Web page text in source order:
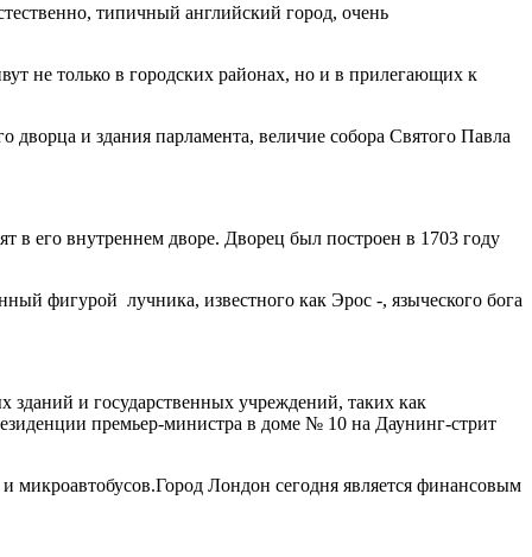
типичный английский город, очень
не только в городских районах, но и в прилегающих к
и здания парламента, величие собора Святого Павла
в его внутреннем дворе. Дворец был построен в 1703 году
фигурой лучника, известного как Эрос -, языческого бога
и государственных учреждений, таких как
премьер-министра в доме № 10 на Даунинг-стрит
Лондон сегодня является финансовым